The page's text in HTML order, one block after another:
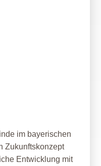
im bayerischen
Zukunftskonzept
Entwicklung mit